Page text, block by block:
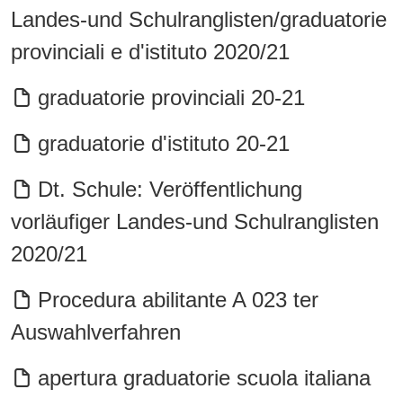
Landes-und Schulranglisten/graduatorie
provinciali e d'istituto 2020/21
graduatorie provinciali 20-21
graduatorie d'istituto 20-21
Dt. Schule: Veröffentlichung
vorläufiger Landes-und Schulranglisten
2020/21
Procedura abilitante A 023 ter
Auswahlverfahren
apertura graduatorie scuola italiana